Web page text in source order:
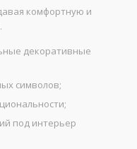
комфортную и
декоративные
символов;
под интерьер